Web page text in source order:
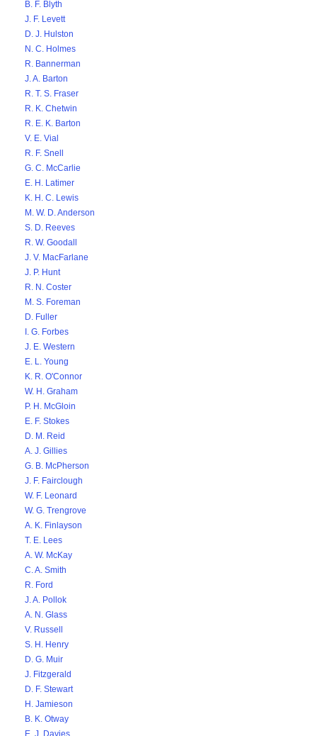
B. F. Blyth
J. F. Levett
D. J. Hulston
N. C. Holmes
R. Bannerman
J. A. Barton
R. T. S. Fraser
R. K. Chetwin
R. E. K. Barton
V. E. Vial
R. F. Snell
G. C. McCarlie
E. H. Latimer
K. H. C. Lewis
M. W. D. Anderson
S. D. Reeves
R. W. Goodall
J. V. MacFarlane
J. P. Hunt
R. N. Coster
M. S. Foreman
D. Fuller
I. G. Forbes
J. E. Western
E. L. Young
K. R. O'Connor
W. H. Graham
P. H. McGloin
E. F. Stokes
D. M. Reid
A. J. Gillies
G. B. McPherson
J. F. Fairclough
W. F. Leonard
W. G. Trengrove
A. K. Finlayson
T. E. Lees
A. W. McKay
C. A. Smith
R. Ford
J. A. Pollok
A. N. Glass
V. Russell
S. H. Henry
D. G. Muir
J. Fitzgerald
D. F. Stewart
H. Jamieson
B. K. Otway
E. J. Davies